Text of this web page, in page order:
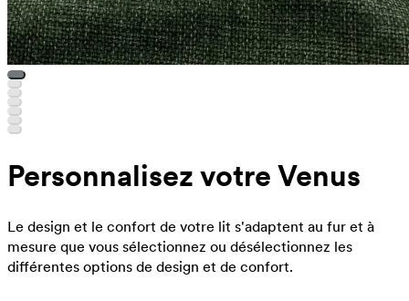
Personnalisez votre Venus
Le design et le confort de votre lit s'adaptent au fur et à
mesure que vous sélectionnez ou désélectionnez les
différentes options de design et de confort.